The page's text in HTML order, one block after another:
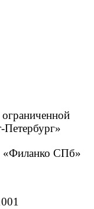
Петербург»
«Филанко СПб»